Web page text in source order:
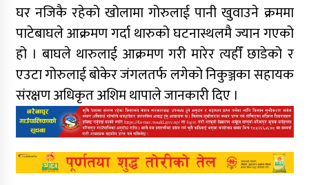
घर नजिकै रहेको खोलामा गोरुलाई पानी खुवाउने क्रममा
पाटेबाघले आक्रमण गर्दा थारुको घटनास्थलमै ज्यान गएको
हो । बाघले थारुलाई आक्रमण गरी मारेर त्यहीँ छाडेको र
एउटा गोरुलाई बोकेर जंगलतर्फ लगेको निकुञ्जका सहायक
संरक्षण अधिकृत अशिम थापाले जानकारी दिए ।